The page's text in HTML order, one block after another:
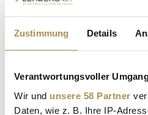
Zustimmung Details
Verantwortungsvoller
Wir und unsere 58 Partner
Daten, wie z. B. Ihre IP-
Tipp
Seiten suchen, die genau
Alle Gewinner der